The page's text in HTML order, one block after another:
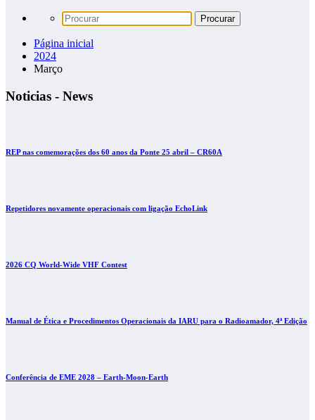
Página inicial
2024
Março
Noticias - News
REP nas comemorações dos 60 anos da Ponte 25 abril – CR60A
Repetidores novamente operacionais com ligação EchoLink
2026 CQ World-Wide VHF Contest
Manual de Ética e Procedimentos Operacionais da IARU para o Radioamador, 4ª Edição
Conferência de EME 2028 – Earth-Moon-Earth